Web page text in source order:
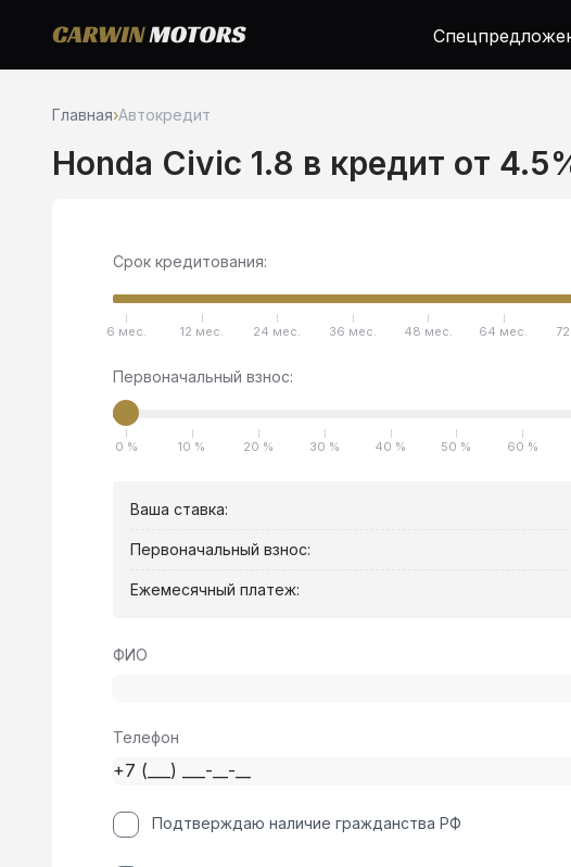
Главная›Автокредит
Honda Civic 1.8 в кредит от
Срок кредитования:
6 мес. 12 мес. 24 мес. 36 мес. 48 мес. 64 мес.
Первоначальный взнос:
0 % 10 % 20 % 30 % 40 % 50 % 60 %
Ваша ставка:
Первоначальный взнос:
Ежемесячный платеж:
ФИО
Телефон
Подтверждаю наличие гражданства РФ